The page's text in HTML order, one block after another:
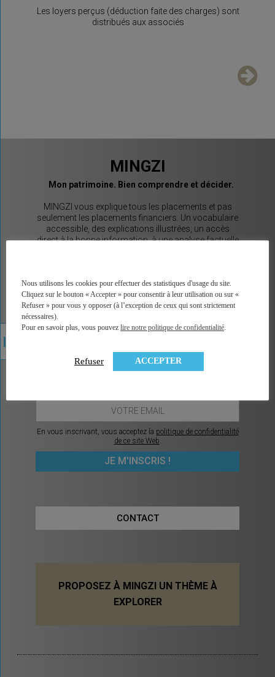
Les loyers perçus (déduction faite des charges) sont
distribués aux associés
MINGZI
Mon patrimoine. Bien comprendre et décider.
MINGZI vous explique tous les placements et pas
seulement les placements financiers. Un vocabulaire
accessible, des explications illustrées, un accès
direct à la bonne information, à une analyse factuelle
rendre le choix et la décision plus faciles et plus
sereins.
SAVOIR POUR PRENDRE LES
BONNES DÉCISIONS
En vous inscrivant, vous acceptez la politique de confidentialité
de ce site Web
CONTACT
PROPOSEZ À MINGZI UN THÈME À
EXPLORER
Nous utilisons les cookies pour effectuer des statistiques d'usage du site.
Cliquez sur le bouton « Accepter » pour consentir à leur utilisation ou sur «
Refuser » pour vous y opposer (à l’exception de ceux qui sont strictement
nécessaires).
Pour en savoir plus, vous pouvez lire notre politique de confidentialité
Refuser ACCEPTER